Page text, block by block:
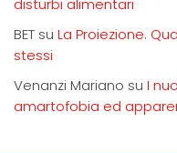
BET su La Proiezione.
stessi
Venanzi Mariano su I
amartofobia ed